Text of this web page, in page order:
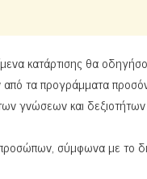
κατάρτισης θα
από τα προγράμματα
γνώσεων και
σύμφωνα με το